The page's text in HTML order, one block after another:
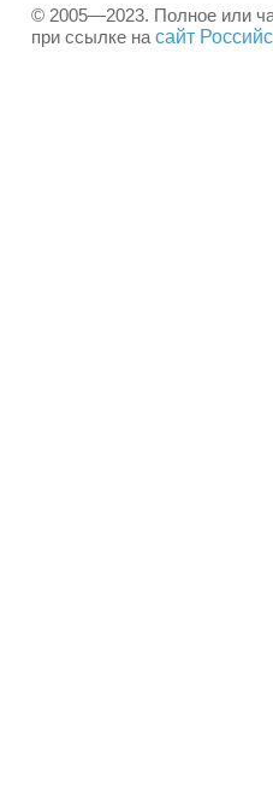
© 2005—2023. Полное или
при ссылке на сайт